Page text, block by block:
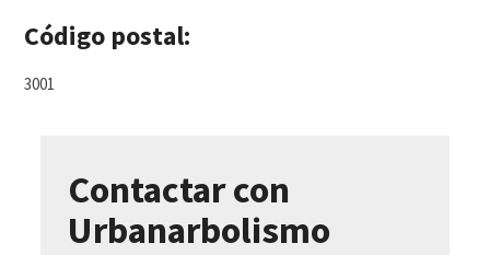
Código postal:
3001
Contactar con
Urbanarbolismo